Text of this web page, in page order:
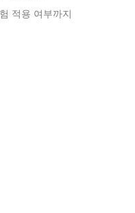
적용 여부까지